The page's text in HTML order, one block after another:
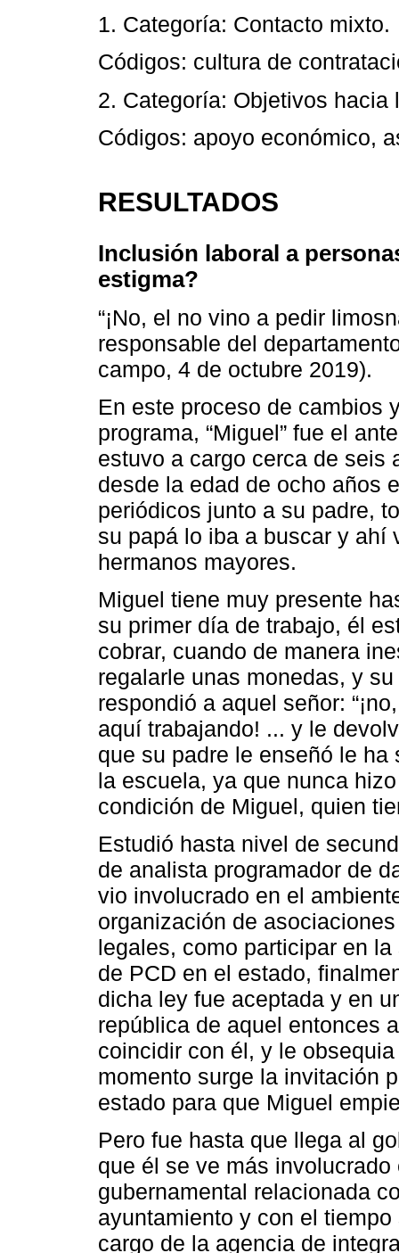
1. Categoría: Contacto mixto.
Códigos: cultura de
2. Categoría: Objetivos hacia
Códigos: apoyo económico,
RESULTADOS
Inclusión laboral a
estigma?
“¡No, el no vino a pedir
responsable del
campo, 4 de octubre 2019).
En este proceso de cambios
programa, “Miguel” fue el
estuvo a cargo cerca de seis
desde la edad de ocho años
periódicos junto a su padre,
su papá lo iba a buscar y ahí
hermanos mayores.
Miguel tiene muy presente
su primer día de trabajo, él
cobrar, cuando de manera
regalarle unas monedas, y
respondió a aquel señor:
aquí trabajando! ... y le
que su padre le enseñó le
la escuela, ya que nunca
condición de Miguel, quien
Estudió hasta nivel de
de analista programador de
vio involucrado en el
organización de
legales, como participar en
de PCD en el estado,
dicha ley fue aceptada y en
república de aquel entonces
coincidir con él, y le
momento surge la invitación
estado para que Miguel
Pero fue hasta que llega al
que él se ve más
gubernamental relacionada
ayuntamiento y con el
cargo de la agencia de